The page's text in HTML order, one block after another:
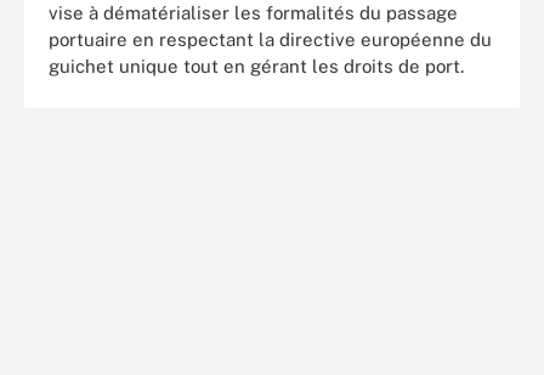
vise à dématérialiser les formalités du passage
portuaire en respectant la directive européenne du
guichet unique tout en gérant les droits de port.